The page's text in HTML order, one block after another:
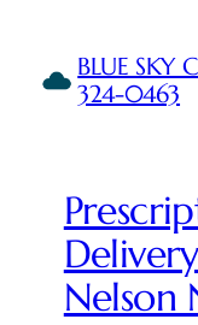
content BLUE SKY
324-0463
Nelson